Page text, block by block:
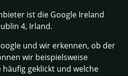
ist die Google Ireland
4, Irland.
und wir erkennen, ob der
wir beispielsweise
geklickt und welche